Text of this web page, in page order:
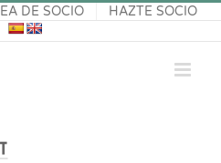
DE SOCIO HAZTE SOCIO